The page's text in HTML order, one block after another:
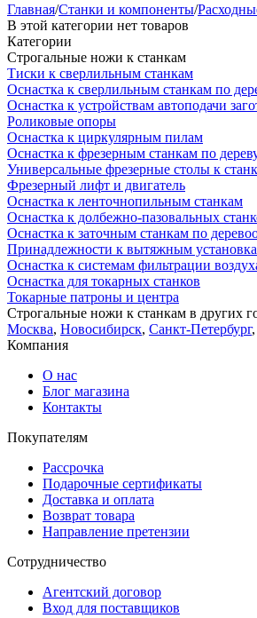
Главная/Станки и компоненты/
В этой категории нет товаров
Категории
Строгальные ножи к станкам
Тиски к сверлильным станкам
Оснастка к сверлильным станкам по
Оснастка к устройствам автоподачи
Роликовые опоры
Оснастка к циркулярным пилам
Оснастка к фрезерным станкам по
Универсальные фрезерные столы к
Фрезерный лифт и двигатель
Оснастка к ленточнопильным станкам
Оснастка к долбежно-пазовальных
Оснастка к заточным станкам по
Принадлежности к вытяжным
Оснастка к системам фильтрации
Оснастка для токарных станков
Токарные патроны и центра
Строгальные ножи к станкам в других
Москва, Новосибирск, Санкт-Петербург,
Компания
О нас
Блог магазина
Контакты
Покупателям
Рассрочка
Подарочные сертификаты
Доставка и оплата
Возврат товара
Направление претензии
Сотрудничество
Агентский договор
Вход для поставщиков